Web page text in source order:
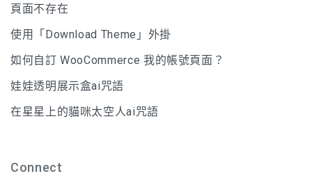
頁面不存在
使用「Download Theme」外掛
如何自訂 WooCommerce 我的帳號頁面？
娃娃透明展示盒ai咒語
在星星上的貓咪太空人ai咒語
Connect